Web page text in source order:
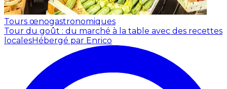
Tours œnogastronomiques
Tour du goût : du marché à la table avec des recettes
localesHébergé par Enrico